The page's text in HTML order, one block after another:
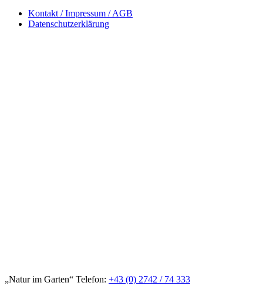
Kontakt / Impressum / AGB
Datenschutzerklärung
„Natur im Garten“ Telefon: +43 (0) 2742 / 74 333